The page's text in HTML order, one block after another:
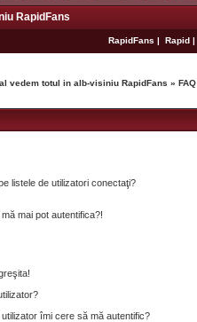
RapidFans
RapidFans | Rapid |
vedem totul in alb-visiniu RapidFans » FAQ
listele de utilizatori conectaţi?
mai pot autentifica?!
îmi cere să mă autentific?